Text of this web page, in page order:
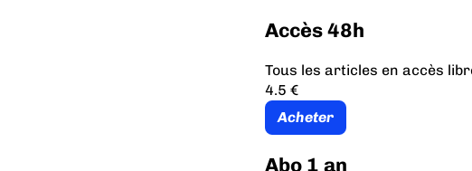
Accès 48h
Tous les articles en accès
4.5 €
Acheter
Abo 1 an